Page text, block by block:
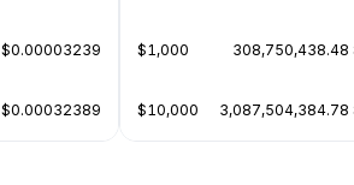
$0.00003239
$0.00032389
$1,000 308,750,438.48
$10,000 3,087,504,384.78